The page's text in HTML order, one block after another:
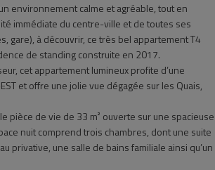
environnement calme et agréable, tout en
immédiate du centre-ville et de toutes ses
gare), à découvrir, ce très bel appartement T4
de standing construite en 2017.
cet appartement lumineux profite d’une
et offre une jolie vue dégagée sur les Quais,
pièce de vie de 33 m² ouverte sur une spacieuse
nuit comprend trois chambres, dont une suite
privative, une salle de bains familiale ainsi qu’un